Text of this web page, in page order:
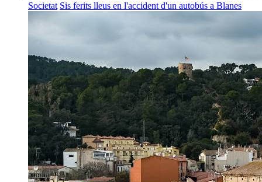
Societat Sis ferits lleus en l'accident d'un autobús a Blanes